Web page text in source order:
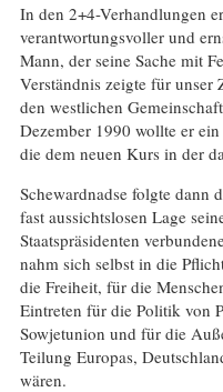
In den 2+4-Verhandlungen
verantwortungsvoller und
Mann, der seine Sache mit
Verständnis zeigte für
den westlichen
Dezember 1990 wollte er
die dem neuen Kurs in der
Schewardnadse folgte dann
fast aussichtslosen Lage
Staatspräsidenten
nahm sich selbst in die
die Freiheit, für die
Eintreten für die Politik von
Sowjetunion und für die
Teilung Europas,
wären.